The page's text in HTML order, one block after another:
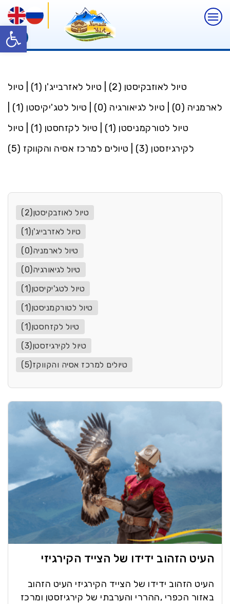
טיול לאוזבקיסטן (2) טיול לאזרבייג'ן (1)
טיול
לארמניה (0)
טיול לגיאורגיה (0) טיול לטג'יקיסטן (1)
טיול לטורקמניסטן (1)
טיול לקזחסטן (1)
טיול
לקירגיזסטן (3)
טיולים למרכז אסיה והקווקז (5)
טיול לאוזבקיסטן(2)
טיול לאזרבייג'ן(1)
טיול לארמניה(0)
טיול לגיאורגיה(0)
טיול לטג'יקיסטן(1)
טיול לטורקמניסטן(1)
טיול לקזחסטן(1)
טיול לקירגיזסטן(3)
טיולים למרכז אסיה והקווקז(5)
העיט הזהוב ידידו של הצייד הקירגיזי
העיט הזהוב ידידו של הצייד הקירגיזי העיט הזהוב
באזור הכפרי ,ההררי והערבתי של קירגיזסטן ומרכז